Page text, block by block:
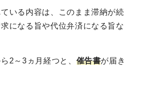
いる内容は、このまま滞納が続
になる旨や代位弁済になる旨な
2～3ヵ月経つと、 催告書が届き